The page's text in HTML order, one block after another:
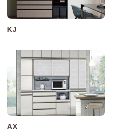
KJ
AX